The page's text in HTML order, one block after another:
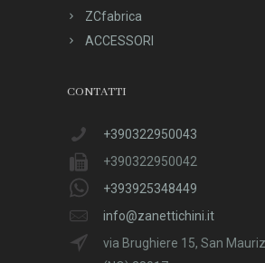
ZCfabrica
ACCESSORI
CONTATTI
+390322950043
+390322950042
+393925348449
info@zanettichini.it
via Brughiere 15, San